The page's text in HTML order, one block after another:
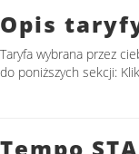
Opis
Taryfa wybrana przez
do poniższych sekcji: